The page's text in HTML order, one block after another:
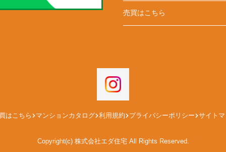
売買はこちら
はこちら マンションカタログ 利用規約 プライバシーポリシー サイト
Copyright(c) 株式会社エダ住宅 All Rights Reserved.